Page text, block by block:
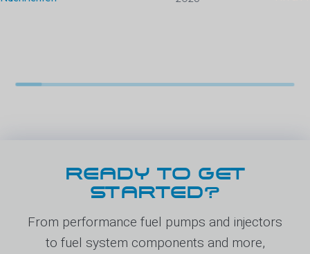
READY TO GET
STARTED?
From performance fuel pumps and injectors
to fuel system components and more,